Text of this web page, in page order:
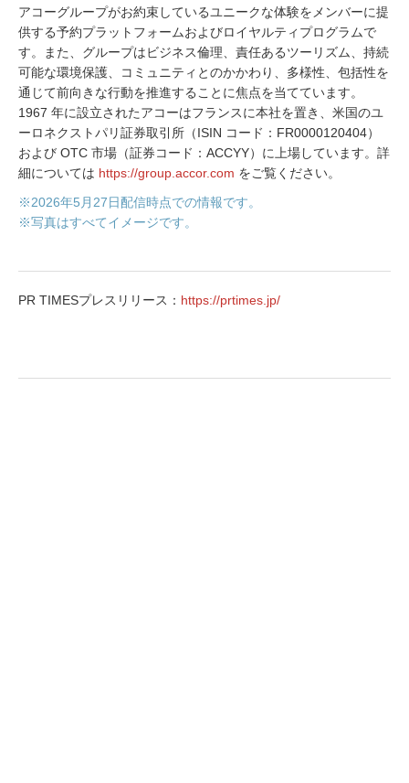
アコーグループがお約束しているユニークな体験をメンバーに提
供する予約プラットフォームおよびロイヤルティプログラムで
す。また、グループはビジネス倫理、責任あるツーリズム、持続
可能な環境保護、コミュニティとのかかわり、多様性、包括性を
通じて前向きな行動を推進することに焦点を当てています。
1967 年に設立されたアコーはフランスに本社を置き、米国のユ
ーロネクストパリ証券取引所（ISIN コード：FR0000120404）
および OTC 市場（証券コード：ACCYY）に上場しています。詳
細については https://group.accor.com をご覧ください。
※2026年5月27日配信時点での情報です。
※写真はすべてイメージです。
PR TIMESプレスリリース： https://prtimes.jp/